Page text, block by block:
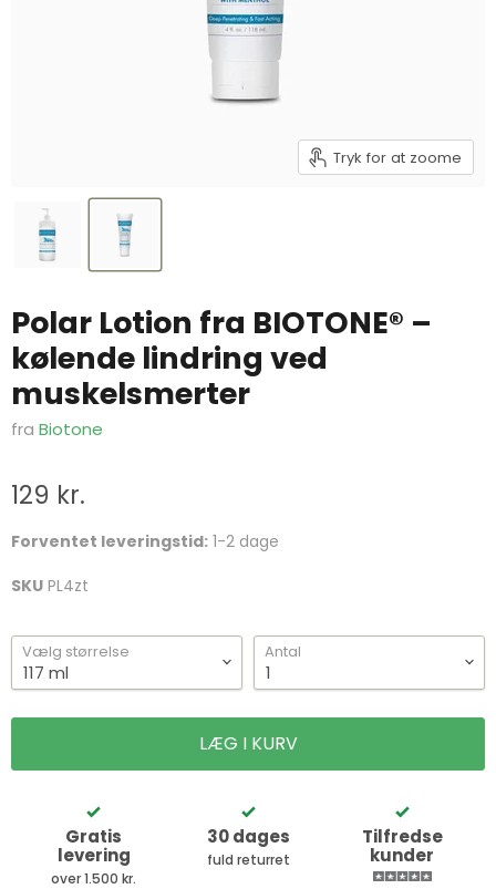
Tryk for at zoome
Polar Lotion fra BIOTONE® –
kølende lindring ved
muskelsmerter
fra Biotone
129 kr.
Forventet leveringstid: 1-2 dage
SKU PL4zt
Vælg størrelse Antal
LÆG I KURV
Gratis
levering
over 1.500 kr.
30 dages
fuld returret
Tilfredse
kunder